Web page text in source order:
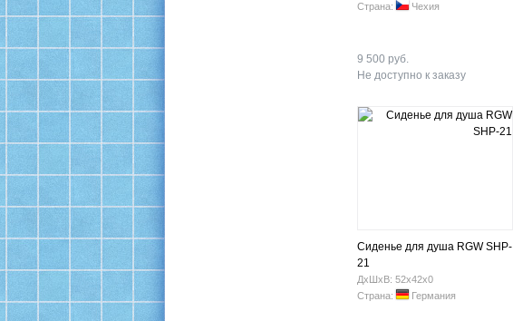
Страна:
Чехия
9 500 руб.
Не доступно к заказу
Сиденье для душа RGW SHP-
21
ДхШхВ: 52х42х0
Страна:
Германия